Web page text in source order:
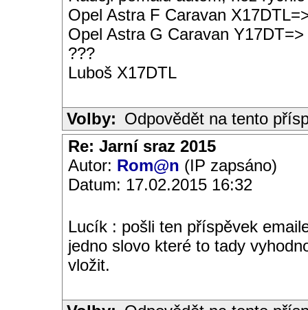
Opel Astra F Caravan
Opel Astra G Caravan Y17DT=>
???
Luboš X17DTL
Volby: Odpovědět na tento
Re: Jarní sraz 2015
Autor: Rom@n (IP zapsáno)
Datum: 17.02.2015 16:32
Lucík : pošli ten příspěvek
jedno slovo které to tady
vložit.